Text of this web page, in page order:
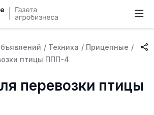
/ Техника / Прицепные /
птицы ППП-4
перевозки птицы